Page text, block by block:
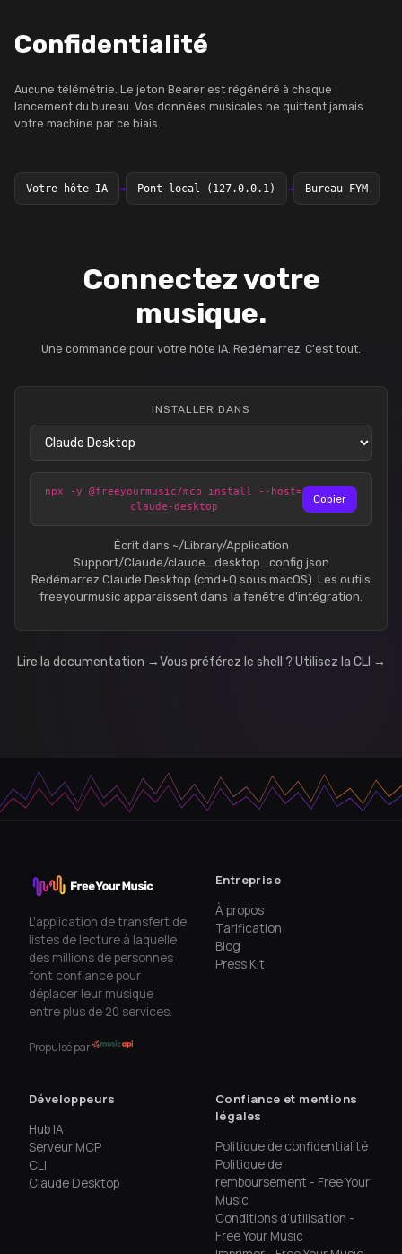
Confidentialité
Aucune télémétrie. Le jeton Bearer est régénéré à chaque
lancement du bureau. Vos données musicales ne quittent jamais
votre machine par ce biais.
Votre hôte IA → Pont local (127.0.0.1) → Bureau FYM
Connectez votre
musique.
Une commande pour votre hôte IA. Redémarrez. C'est tout.
INSTALLER DANS
npx -y @freeyourmusic/mcp install --host=
claude-desktop
Copier
Écrit dans ~/Library/Application
Support/Claude/claude_desktop_config.json
Redémarrez Claude Desktop (cmd+Q sous macOS). Les outils
freeyourmusic apparaissent dans la fenêtre d'intégration.
Lire la documentation →Vous préférez le shell ? Utilisez la CLI →
L'application de transfert de
listes de lecture à laquelle
des millions de personnes
font confiance pour
déplacer leur musique
entre plus de 20 services.
Propulsé par
Entreprise
À propos
Tarification
Blog
Press Kit
Développeurs
Hub IA
Serveur MCP
CLI
Claude Desktop
Confiance et mentions
légales
Politique de confidentialité
Politique de
remboursement - Free Your
Music
Conditions d’utilisation -
Free Your Music